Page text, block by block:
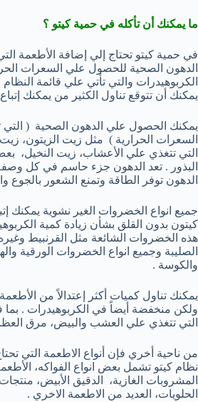
ما يمكنك أن تأكله في حمية كيتو ؟
في حمية كيتو تحتاج إلي إضافة الأطعمة
الدهون الصحية للحصول علي السعرات
الكربوهيدرات والتي تأتي علي قائمة النظام
يمكنك أن تتوقع تناول الكثير من يمكنك
السعرات الحرارية ) مثل زيت الزيتون، زيت
التي تتغذي علي الأعشاب، زيت النخيل،
البذور . تعد الدهون جزء حاسم في كل
الدهون توفر الطاقة وتمنع الشعور
جميع انواع الخضروات الغير نشوية يمكنك
كيتون بدون القلق بشأن زيادة كمية
هذه الخضروات الشائعة مثل القرنبيط
الصليبة وجميع انواع الخضروات الورقية
والكوسة .
يمكنك تناول كميات أكثر إعتدالاً من
ولكن منخفضة أيضاً في الكربوهيدرات . بما
التي تتغذي علي العشب والبيض، مرق
من ناحية أخري فإن أنواع الاطعمة التي
نظام كيتو تشمل بعض انواع الفواكه،
المشروبات الغازية، الدقيق الأبيض، منتجات
الحلويات، العديد من الاطعمة الاخري .